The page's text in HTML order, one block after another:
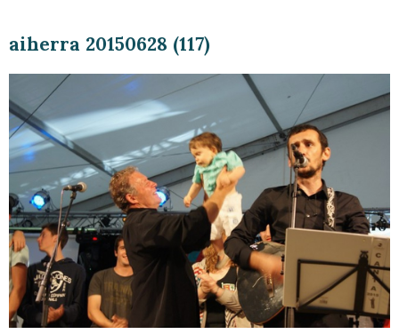
aiherra 20150628 (117)